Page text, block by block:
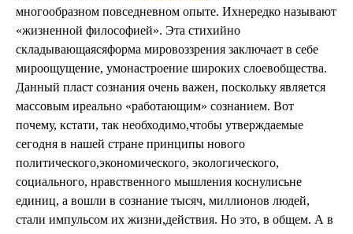
многообразном повседневном опыте. Ихнередко называют
«жизненной философией». Эта стихийно
складывающаясяформа мировоззрения заключает в себе
мироощущение, умонастроение широких слоевобщества.
Данный пласт сознания очень важен, поскольку является
массовым иреально «работающим» сознанием. Вот
почему, кстати, так необходимо,чтобы утверждаемые
сегодня в нашей стране принципы нового
политического,экономического, экологического,
социального, нравственного мышления коснулисьне
единиц, а вошли в сознание тысяч, миллионов людей,
стали импульсом их жизни,действия. Но это, в общем. А в